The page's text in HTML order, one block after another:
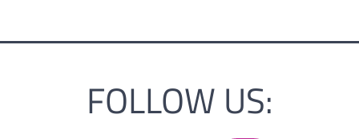
FOLLOW US: